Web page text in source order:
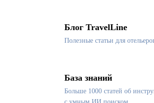
Блог TravelLine
Полезные статьи для
База знаний
Больше 1000 статей об